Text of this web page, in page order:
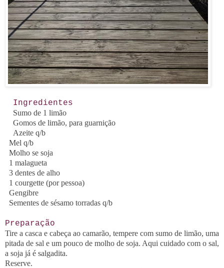
Ingredientes
Sumo de 1 limão
Gomos de limão, para guarnição
Azeite q/b
Mel q/b
Molho se soja
1 malagueta
3 dentes de alho
1 courgette (por pessoa)
Gengibre
Sementes de sésamo torradas q/b
Preparação
Tire a casca e cabeça ao camarão, tempere com sumo de limão, uma
pitada de sal e um pouco de molho de soja. Aqui cuidado com o sal,
a soja já é salgadita.
Reserve.